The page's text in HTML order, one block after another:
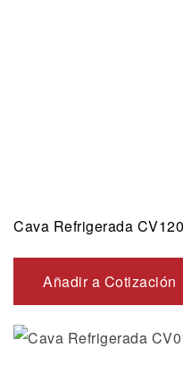
Cava Refrigerada
Añadir a Cotización